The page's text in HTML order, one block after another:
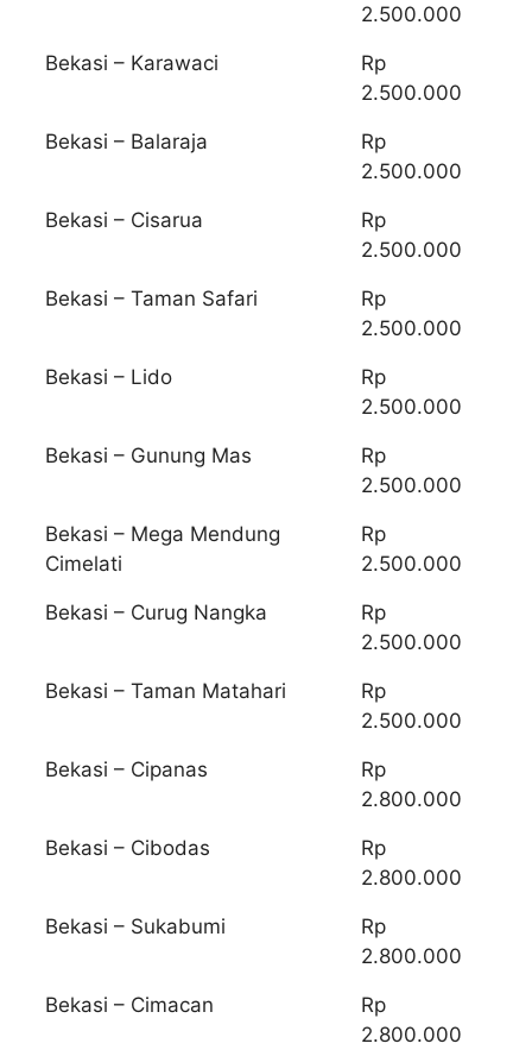
2.500.000
Bekasi – Karawaci
Rp
2.500.000
Bekasi – Balaraja
Rp
2.500.000
Bekasi – Cisarua
Rp
2.500.000
Bekasi – Taman Safari
Rp
2.500.000
Bekasi – Lido
Rp
2.500.000
Bekasi – Gunung Mas
Rp
2.500.000
Bekasi – Mega Mendung
Cimelati
Rp
2.500.000
Bekasi – Curug Nangka
Rp
2.500.000
Bekasi – Taman Matahari
Rp
2.500.000
Bekasi – Cipanas
Rp
2.800.000
Bekasi – Cibodas
Rp
2.800.000
Bekasi – Sukabumi
Rp
2.800.000
Bekasi – Cimacan
Rp
2.800.000